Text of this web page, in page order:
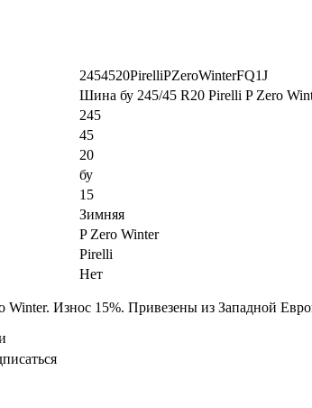
2454520PirelliPZeroWinterFQ1J
Шина бу 245/45 R20 Pirelli P Zero
245
45
20
бу
15
Зимняя
P Zero Winter
Pirelli
Нет
Износ 15%. Привезены из Западной